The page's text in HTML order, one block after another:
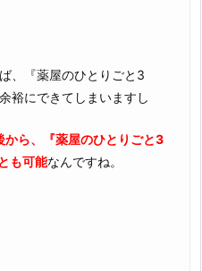
、『薬屋のひとりごと3
裕にできてしまいますし
から、『薬屋のひとりごと3
も可能なんですね。